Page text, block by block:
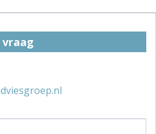
vraag